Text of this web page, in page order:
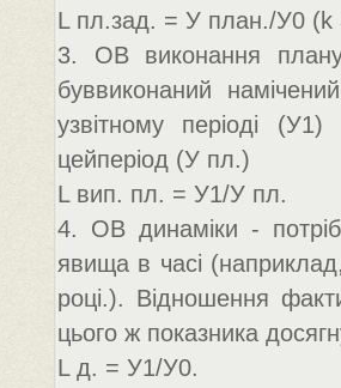
L пл.зад. = У план./У0 (k
3. ОВ виконання
буввиконаний
узвітному періоді
цейперіод (У пл.)
L вип. пл. = У1/У пл.
4. ОВ динаміки -
явища в часі
році.). Відношення
цього ж показника
L д. = У1/У0.